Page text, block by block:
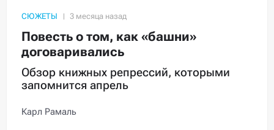
СЮЖЕТЫ
Повесть о том, как «башни»
договаривались
Обзор книжных репрессий, которыми
запомнится апрель
Карл Рамаль